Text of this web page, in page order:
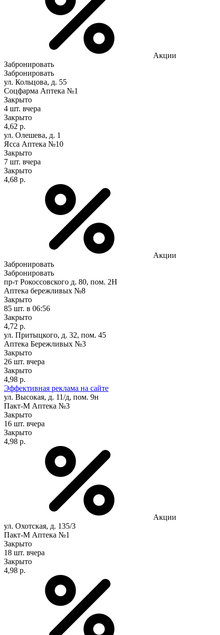
Акции
Забронировать
Забронировать
ул. Кольцова, д. 55
Соцфарма Аптека №1
Закрыто
4 шт. вчера
Закрыто
4,62 р.
ул. Олешева, д. 1
Ясса Аптека №10
Закрыто
7 шт. вчера
Закрыто
4,68 р.
Акции
Забронировать
Забронировать
пр-т Рокоссовского д. 80, пом. 2Н
Аптека бережливых №8
Закрыто
85 шт. в 06:56
Закрыто
4,72 р.
ул. Притыцкого, д. 32, пом. 45
Аптека Бережливых №3
Закрыто
26 шт. вчера
Закрыто
4,98 р.
Эффективная реклама на сайте
ул. Высокая, д. 11/д, пом. 9н
Пакт-М Аптека №3
Закрыто
16 шт. вчера
Закрыто
4,98 р.
Акции
ул. Охотская, д. 135/3
Пакт-М Аптека №1
Закрыто
18 шт. вчера
Закрыто
4,98 р.